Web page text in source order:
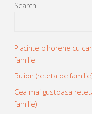
Search
Placinte bihorene cu
familie
Bulion (reteta de familie)
Cea mai gustoasa
familie)